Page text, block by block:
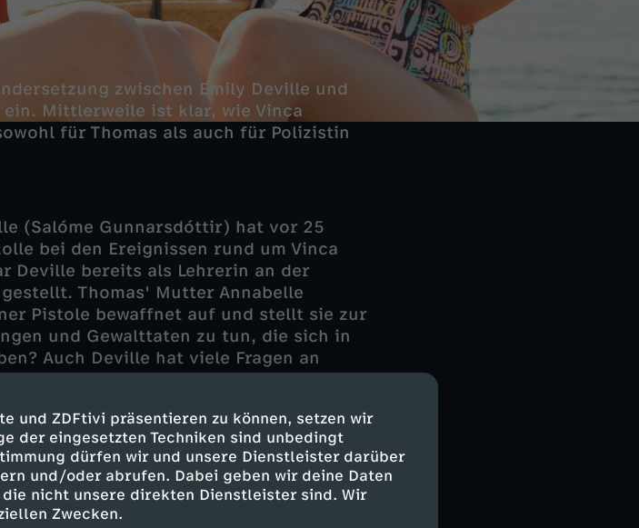
und ZDFtivi präsentieren zu können, setzen wir
der eingesetzten Techniken sind unbedingt
dürfen wir und unsere Dienstleister darüber
und/oder abrufen. Dabei geben wir deine Daten
nicht unsere direkten Dienstleister sind. Wir
Zwecken.
zwischen Emily Deville und
Mittlerweile ist klar, wie Vinca
für Thomas als auch für Polizistin
(Salóme Gunnarsdóttir) hat vor 25
bei den Ereignissen rund um Vinca
Deville bereits als Lehrerin an der
Thomas' Mutter Annabelle
Pistole bewaffnet auf und stellt sie zur
und Gewalttaten zu tun, die sich in
Auch Deville hat viele Fragen an
Auseinandersetzung zwischen den
hinzu. Danach scheint das Rätsel
gibt sich Thomas wirklich mit der